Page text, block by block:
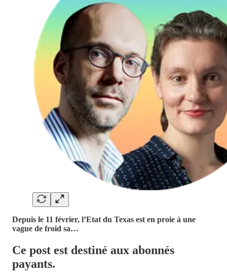
Depuis le 11 février, l’Etat du Texas est en proie à une
vague de froid sa…
Ce post est destiné aux abonnés
payants.